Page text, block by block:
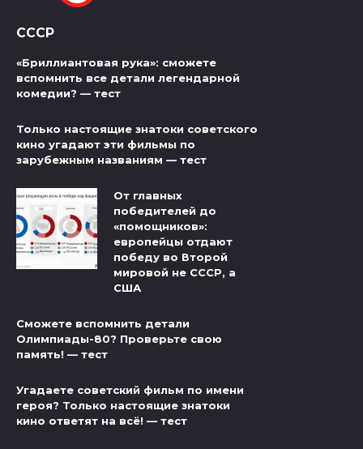
СССР
«Бриллиантовая рука»: сможете
вспомнить все детали легендарной
комедии? — тест
Только настоящие знатоки советского
кино угадают эти фильмы по
зарубежным названиям — тест
От главных
победителей до
«помощников»:
европейцы отдают
победу во Второй
мировой не СССР, а
США
Сможете вспомнить детали
Олимпиады-80? Проверьте свою
память! — тест
Угадаете советский фильм по имени
героя? Только настоящие знатоки
кино ответят на всё! — тест